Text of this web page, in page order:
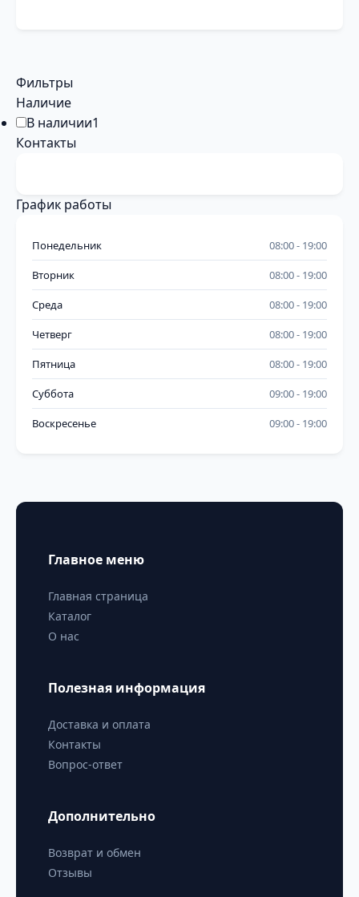
Фильтры
Наличие
В наличии1
Контакты
График работы
Понедельник 08:00 19:00
Вторник 08:00 19:00
Среда 08:00 19:00
Четверг 08:00 19:00
Пятница 08:00 19:00
Суббота 09:00 19:00
Воскресенье 09:00 19:00
Главное меню
Главная страница
Каталог
О нас
Полезная информация
Доставка и оплата
Контакты
Вопрос-ответ
Дополнительно
Возврат и обмен
Отзывы